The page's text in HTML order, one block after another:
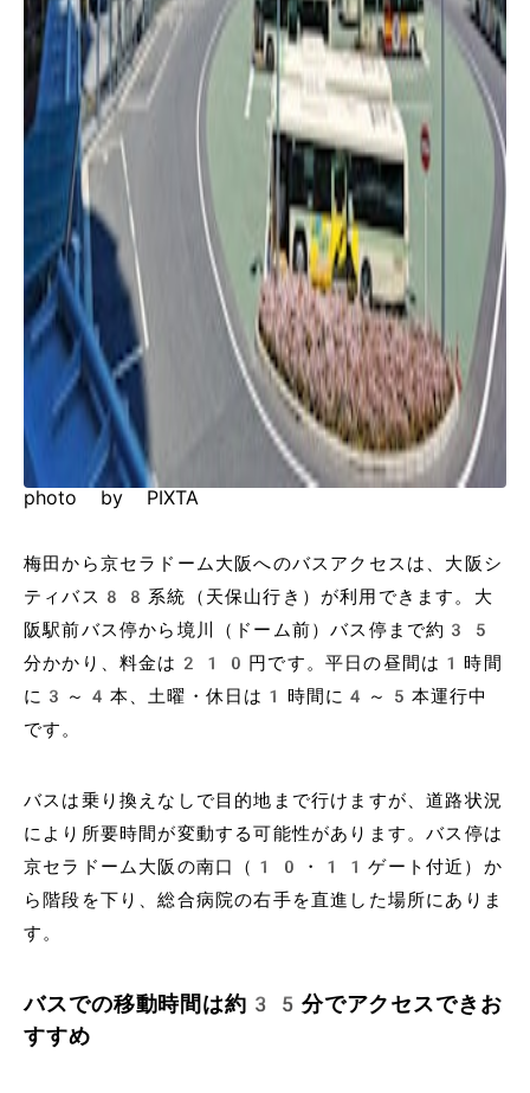
photo by PIXTA
梅田から京セラドーム大阪へのバスアクセスは、大阪シ
ティバス88系統（天保山行き）が利用できます。大
阪駅前バス停から境川（ドーム前）バス停まで約35
分かかり、料金は210円です。平日の昼間は1時間
に3～4本、土曜・休日は1時間に4～5本運行中
です。
バスは乗り換えなしで目的地まで行けますが、道路状況
により所要時間が変動する可能性があります。バス停は
京セラドーム大阪の南口（10・11ゲート付近）か
ら階段を下り、総合病院の右手を直進した場所にありま
す。
バスでの移動時間は約35分でアクセスできお
すすめ